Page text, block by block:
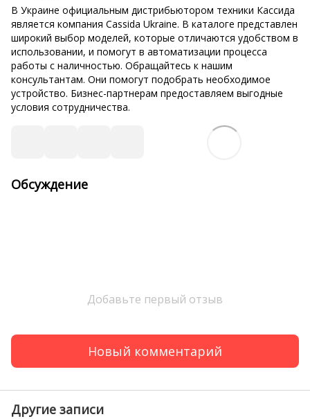
В Украине официальным дистрибьютором техники Кассида
является компания Cassida Ukraine. В каталоге представлен
широкий выбор моделей, которые отличаются удобством в
использовании, и помогут в автоматизации процесса
работы с наличностью. Обращайтесь к нашим
консультантам. Они помогут подобрать необходимое
устройство. Бизнес-партнерам предоставляем выгодные
условия сотрудничества.
Обсуждение
Добавьте первый отзыв
Новый комментарий
Другие записи